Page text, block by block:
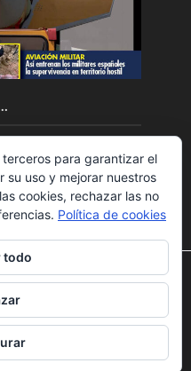
aerospacial
la mejor experiencia en
utilizamos o
para garantizar el
su uso y mejorar nuestros
cookies, rechazar las no
Política de cookies
todo